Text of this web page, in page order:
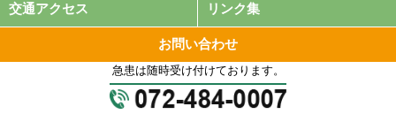
交通アクセス リンク集
お問い合わせ
急患は随時受け付けております。